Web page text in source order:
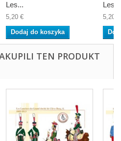
Les...
5,20 €
Dodaj do koszyka
Les...
5,20 €
TEN PRODUKT